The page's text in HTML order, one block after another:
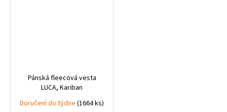
Pánská fleecová vesta
LUCA, Kariban
Doručení do týdne (1664 ks)